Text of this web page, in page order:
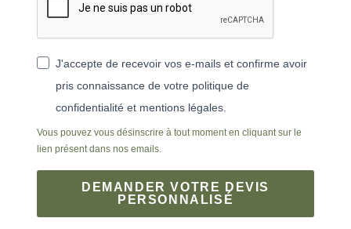
J'accepte de recevoir vos e-mails et confirme avoir
pris connaissance de votre politique de
confidentialité et mentions légales.
Vous pouvez vous désinscrire à tout moment en cliquant sur le
lien présent dans nos emails.
DEMANDER VOTRE DEVIS
PERSONNALISÉ